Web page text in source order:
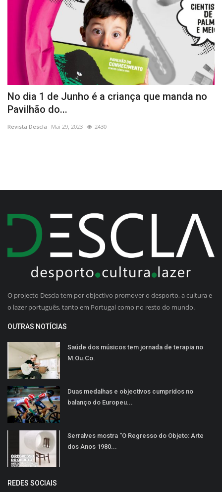
No dia 1 de Junho é a criança que manda no
Pavilhão do...
Revista Descla Mai 29, 2023 2430
O projecto Descla tem por objectivo promover o desporto, a cultura e
o lazer português, tanto em Portugal como no resto do mundo.
OUTRAS NOTÍCIAS
Saúde dos músicos tem jornada de terapia no
M.Ou.Co.
Duas medalhas e objectivos cumpridos no
balanço do Europeu...
Serralves mostra “O Regresso do Objeto: Arte
dos Anos 1980...
REDES SOCIAIS